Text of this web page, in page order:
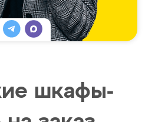
шкафы-